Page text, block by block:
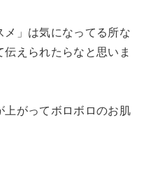
」は気になってる所な
えられたらなと思いま
がってボロボロのお肌